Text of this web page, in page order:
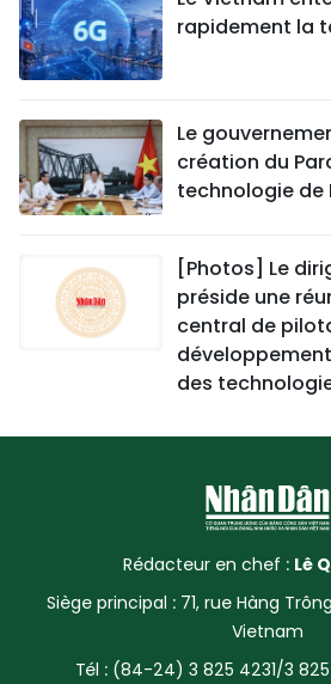
rapidement la
Le
création du
technologie de
[Photos] Le
préside une
central de
des
Rédacteur en chef : Lê
Siège principal : 71, rue Hàng
Vietnam
Tél : (84-24) 3 825 4231/3